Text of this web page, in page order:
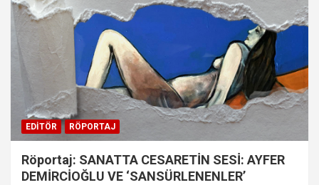
EDITÖR RÖPORTAJ
Röportaj: SANATTA CESARETİN SESİ: AYFER
DEMİRCİOĞLU VE ‘SANSÜRLENENLER’